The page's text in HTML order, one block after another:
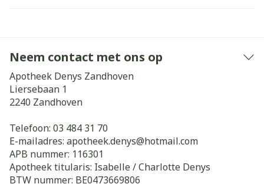
Neem contact met ons op
Apotheek Denys Zandhoven
Liersebaan 1
2240 Zandhoven
Telefoon: 03 484 31 70
E-mailadres: apotheek.denys@hotmail.com
APB nummer: 116301
Apotheek titularis: Isabelle / Charlotte Denys
BTW nummer: BE0473669806